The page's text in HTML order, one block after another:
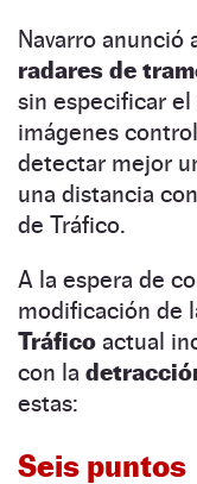
Navarro anunció
radares de
sin especificar
imágenes
detectar mejor
una distancia
de Tráfico.
A la espera de
modificación de
Tráfico actual
con la
estas:
Seis puntos